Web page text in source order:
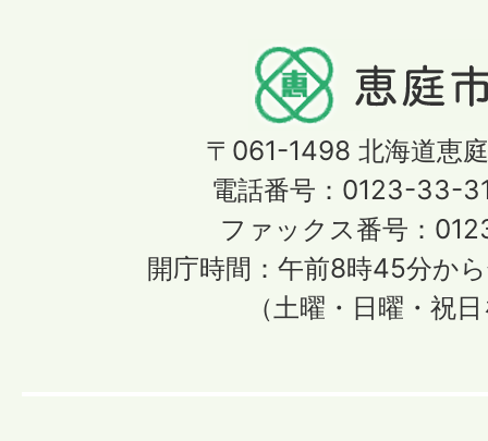
〒061-1498 北海道恵
電話番号：0123-33-
ファックス番号：
開庁時間：午前8時45分か
（土曜・日曜・祝